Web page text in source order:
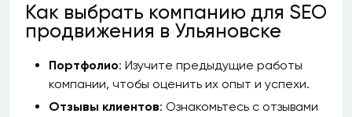
Как выбрать компанию для SEO
продвижения в Ульяновске
Портфолио: Изучите предыдущие работы
компании, чтобы оценить их опыт и успехи.
Отзывы клиентов: Ознакомьтесь с отзывами